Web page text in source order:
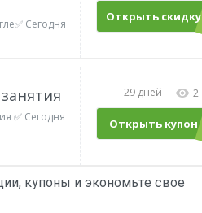
Сегодня
Открыть скидку
✅ Сегодня
29 дней 2
Открыть купон
LANG52
купоны и экономьте свое